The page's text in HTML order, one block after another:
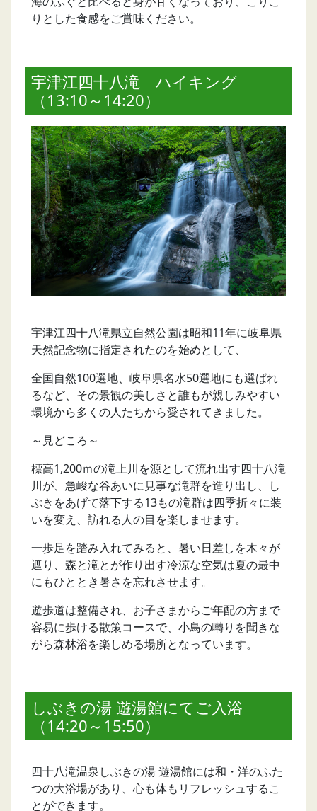
りとした食感をご賞味ください。
宇津江四十八滝 ハイキング
（13:10～14:20）
宇津江四十八滝県立自然公園は昭和11年に岐阜県
天然記念物に指定されたのを始めとして、
全国自然100選地、岐阜県名水50選地にも選ばれ
るなど、その景観の美しさと誰もが親しみやすい
環境から多くの人たちから愛されてきました。
～見どころ～
標高1,200ｍの滝上川を源として流れ出す四十八滝
川が、急峻な谷あいに見事な滝群を造り出し、し
ぶきをあげて落下する13もの滝群は四季折々に装
いを変え、訪れる人の目を楽しませます。
一歩足を踏み入れてみると、暑い日差しを木々が
遮り、森と滝とが作り出す冷涼な空気は夏の最中
にもひととき暑さを忘れさせます。
遊歩道は整備され、お子さまからご年配の方まで
容易に歩ける散策コースで、小鳥の囀りを聞きな
がら森林浴を楽しめる場所となっています。
しぶきの湯 遊湯館にてご入浴
（14:20～15:50）
四十八滝温泉しぶきの湯 遊湯館には和・洋のふた
つの大浴場があり、心も体もリフレッシュするこ
とができます。